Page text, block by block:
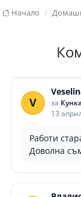
Начало
V за
13
Работи
Доволна